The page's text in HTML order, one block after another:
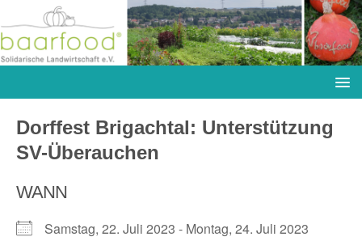
Dorffest Brigachtal: Unterstützung
SV-Überauchen
WANN
Samstag, 22. Juli 2023 - Montag, 24. Juli 2023